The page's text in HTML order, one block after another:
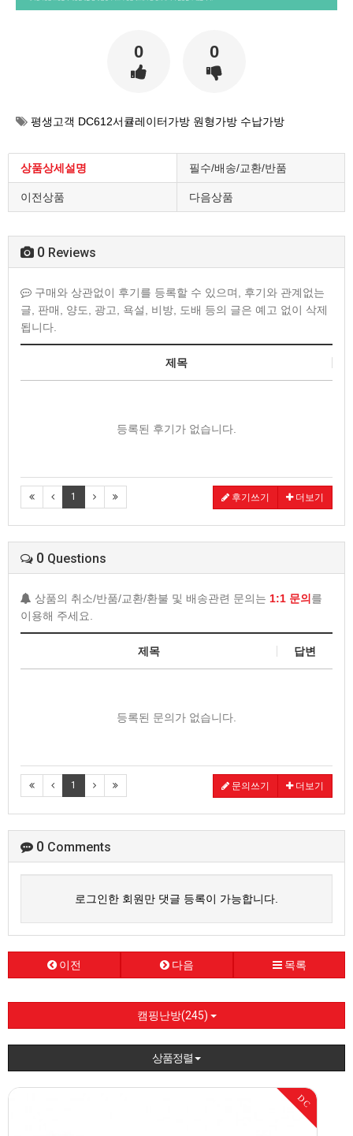
0 0
평생고객 DC612서큘레이터가방 원형가방 수납가방
상품상세설명 필수/배송/교환/반품
이전상품 다음상품
0 Reviews
구매와 상관없이 후기를 등록할 수 있으며, 후기와 관계없는
글, 판매, 양도, 광고, 욕설, 비방, 도배 등의 글은 예고 없이 삭제
됩니다.
제목
등록된 후기가 없습니다.
1 후기쓰기 더보기
0 Questions
상품의 취소/반품/교환/환불 및 배송관련 문의는 1:1 문의 를
이용해 주세요.
제목 답변
등록된 문의가 없습니다.
1 문의쓰기 더보기
0 Comments
로그인한 회원만 댓글 등록이 가능합니다.
이전 다음 목록
캠핑난방(245)
상품정렬
DC